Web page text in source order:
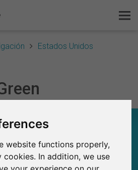
website functions properly,
cookies. In addition, we use
Estados Unidos
EN BOWLING
Survey Ranking
Explorar la investigación
FAQ